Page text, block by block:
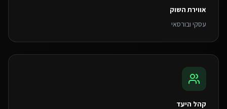
אווירת השוק
עסקי ובורסאי
קהל היעד